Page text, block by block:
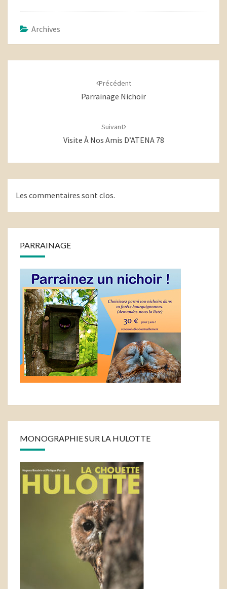
Archives
Précédent
Parrainage Nichoir
Suivant
Visite À Nos Amis D’ATENA 78
Les commentaires sont clos.
PARRAINAGE
MONOGRAPHIE SUR LA HULOTTE